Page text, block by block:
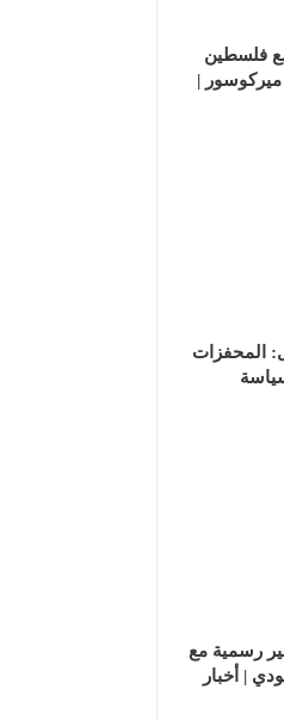
مع فلسطين
|
المحفزات
رسمية مع
| أخبار